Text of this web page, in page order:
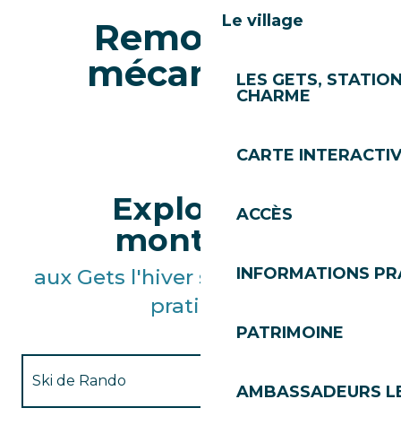
Le village
LES GETS,
CHARME
CARTE
ACCÈS
INFORMATIONS
PATRIMOINE
AMBASSADEURS
Remontées
mécaniques
Explorer la
montagne
aux Gets l'hiver sous différentes
pratiques
Ski de Rando